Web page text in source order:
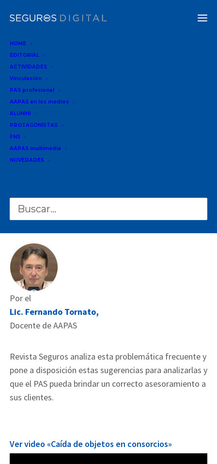
HOME
EDITORIAL
ACTIVIDADES
Vinculación
PAS profesional
AAPAS en los medios
ALUMNI
PROTAGONISTAS
FNS
AAPAS multimedia
NOVEDADES
ANÁLISIS
Siniestros de caída de
objetos: qué hay que saber
Por el
Lic. Fernando Tornato,
Docente de AAPAS
Revista Seguros analiza esta problemática frecuente y
pone a disposición estas sugerencias para analizarlas y
que el PAS pueda brindar un correcto asesoramiento a
sus clientes.
Ver video «Caída de objetos en consorcios»